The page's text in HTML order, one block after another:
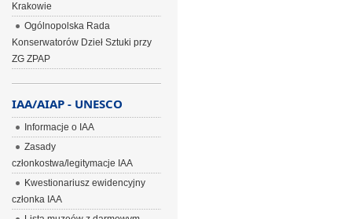
Krakowie
Ogólnopolska Rada
Konserwatorów Dzieł Sztuki przy
ZG ZPAP
IAA/AIAP - UNESCO
Informacje o IAA
Zasady
członkostwa/legitymacje IAA
Kwestionariusz ewidencyjny
członka IAA